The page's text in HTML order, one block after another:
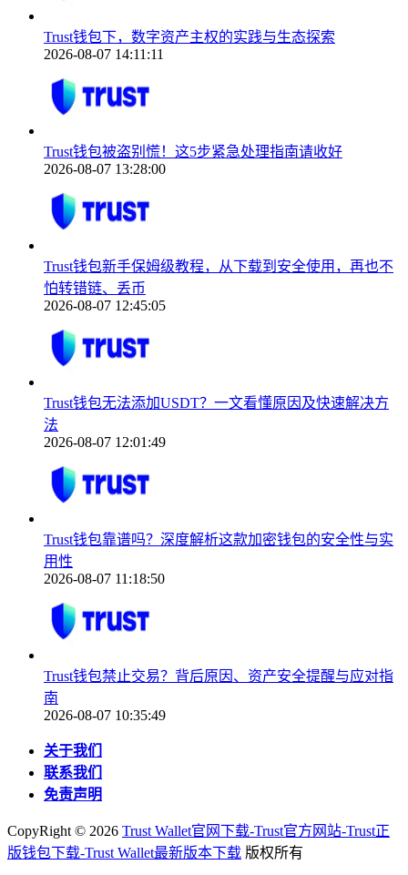
Trust钱包下，数字资产主权的实践与生态探索
2026-08-07 14:11:11
Trust钱包被盗别慌！这5步紧急处理指南请收好
2026-08-07 13:28:00
Trust钱包新手保姆级教程，从下载到安全使用，再也不
怕转错链、丢币
2026-08-07 12:45:05
Trust钱包无法添加USDT？一文看懂原因及快速解决方
法
2026-08-07 12:01:49
Trust钱包靠谱吗？深度解析这款加密钱包的安全性与实
用性
2026-08-07 11:18:50
Trust钱包禁止交易？背后原因、资产安全提醒与应对指
南
2026-08-07 10:35:49
关于我们
联系我们
免责声明
CopyRight © 2026 Trust Wallet官网下载-Trust官方网站-Trust正
版钱包下载-Trust Wallet最新版本下载 版权所有